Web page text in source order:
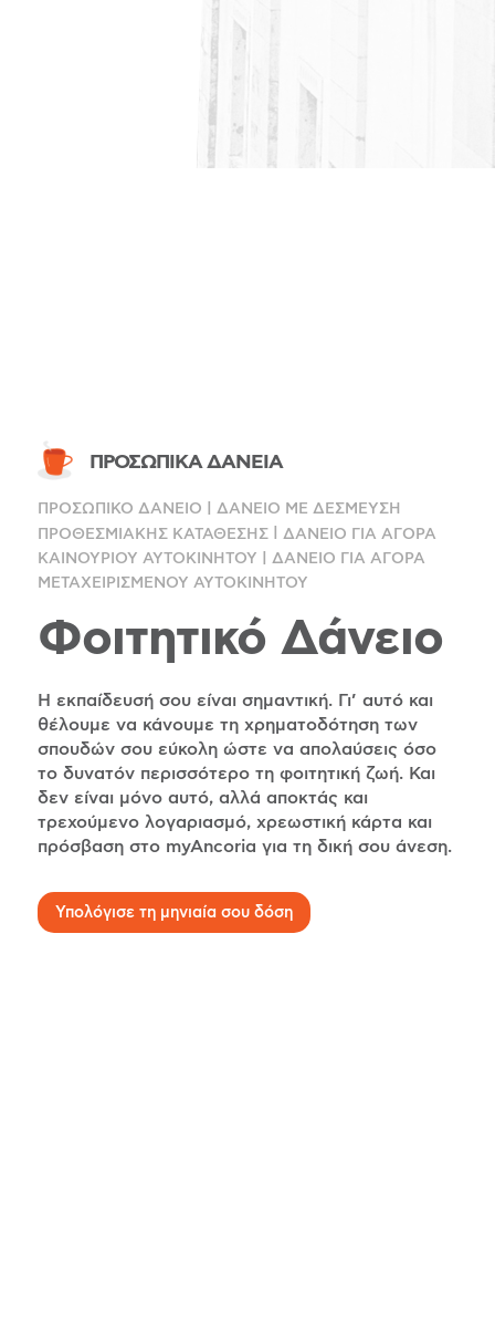
ΠΡΟΣΩΠΙΚΑ ΔΑΝΕΙΑ
ΠΡΟΣΩΠΙΚΟ ΔΑΝΕΙΟ
ΔΑΝΕΙΟ ΜΕ ΔΕΣΜΕΥΣΗ
ΠΡΟΘΕΣΜΙΑΚΗΣ ΚΑΤΑΘΕΣΗΣ|
ΔΑΝΕΙΟ ΓΙΑ ΑΓΟΡΑ
ΚΑΙΝΟΥΡΙΟΥ ΑΥΤΟΚΙΝΗΤΟΥ
ΔΑΝΕΙΟ ΓΙΑ ΑΓΟΡΑ
ΜΕΤΑΧΕΙΡΙΣΜΕΝΟΥ ΑΥΤΟΚΙΝΗΤΟΥ
Φοιτητικό Δάνειο
Η εκπαίδευσή σου είναι σημαντική. Γι’ αυτό και
θέλουμε να κάνουμε τη χρηματοδότηση των
σπουδών σου εύκολη ώστε να απολαύσεις όσο
το δυνατόν περισσότερο τη φοιτητική ζωή. Και
δεν είναι μόνο αυτό, αλλά αποκτάς και
τρεχούμενο λογαριασμό, χρεωστική κάρτα και
πρόσβαση στο myAncoria για τη δική σου άνεση.
Υπολόγισε τη μηνιαία σου δόση